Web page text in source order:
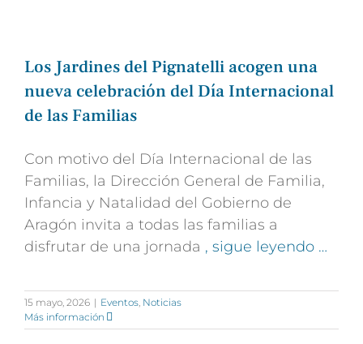
Los Jardines del Pignatelli acogen una
nueva celebración del Día Internacional
de las Familias
Con motivo del Día Internacional de las
Familias, la Dirección General de Familia,
Infancia y Natalidad del Gobierno de
Aragón invita a todas las familias a
disfrutar de una jornada , sigue leyendo …
15 mayo, 2026 | Eventos Noticias
Más información